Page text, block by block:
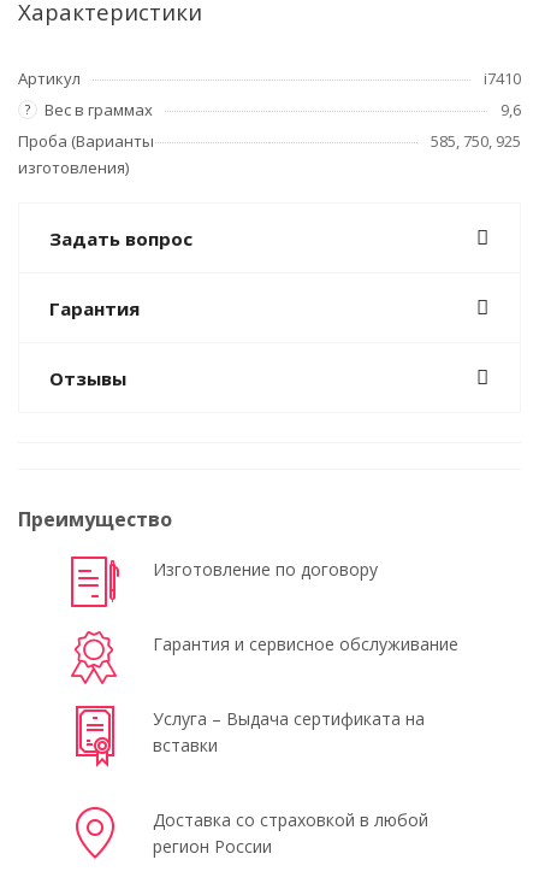
Характеристики
Артикул i7410
? Вес в граммах
9,6
Проба (Варианты
изготовления)
585, 750, 925
Задать вопрос
Гарантия
Отзывы
Преимущество
Изготовление по договору
Гарантия и сервисное обслуживание
Услуга – Выдача сертификата на
вставки
Доставка со страховкой в любой
регион России